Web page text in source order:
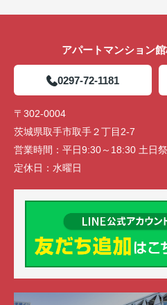
アパートマンション
0297-72-1181
〒302-0004
茨城県取手市取手２丁目2-7
営業時間： 平日9:30～18:30 土日
定休日： 水曜日